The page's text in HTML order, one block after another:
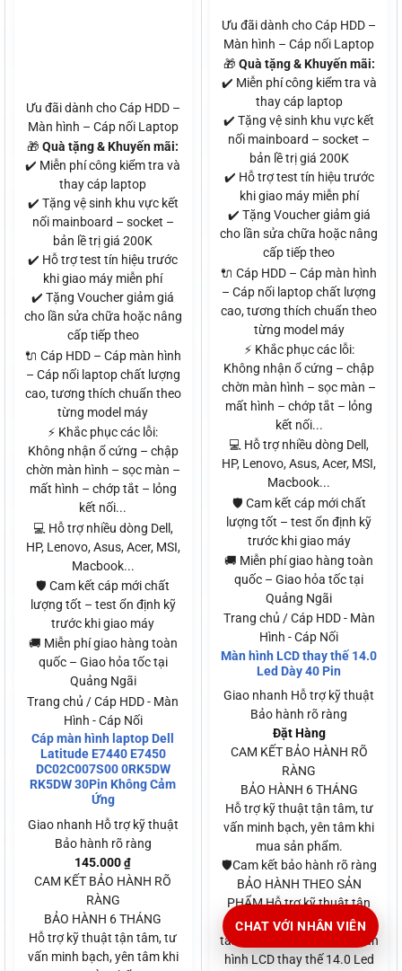
Ưu đãi dành cho Cáp HDD –
Màn hình – Cáp nối Laptop
🎁Quà tặng & Khuyến mãi:
✔️ Miễn phí công kiểm tra và
thay cáp laptop
✔️ Tặng vệ sinh khu vực kết
nối mainboard – socket –
bản lề trị giá 200K
✔️ Hỗ trợ test tín hiệu trước
khi giao máy miễn phí
✔️ Tặng Voucher giảm giá
cho lần sửa chữa hoặc nâng
cấp tiếp theo
🔌 Cáp HDD – Cáp màn hình
– Cáp nối laptop chất lượng
cao, tương thích chuẩn theo
từng model máy
⚡ Khắc phục các lỗi:
Không nhận ổ cứng – chập
chờn màn hình – sọc màn –
mất hình – chớp tắt – lỏng
kết nối...
💻 Hỗ trợ nhiều dòng Dell,
HP, Lenovo, Asus, Acer, MSI,
Macbook...
🛡️ Cam kết cáp mới chất
lượng tốt – test ổn định kỹ
trước khi giao máy
🚚 Miễn phí giao hàng toàn
quốc – Giao hỏa tốc tại
Quảng Ngãi
Trang chủ / Cáp HDD - Màn
Hình - Cáp Nối
Cáp màn hình laptop Dell
Latitude E7440 E7450
DC02C007S00 0RK5DW
RK5DW 30Pin Không Cảm
Ứng
Giao nhanh Hỗ trợ kỹ thuật
Bảo hành rõ ràng
145.000 ₫
CAM KẾT BẢO HÀNH RÕ
RÀNG
BẢO HÀNH 6 THÁNG
Hỗ trợ kỹ thuật tận tâm, tư
vấn minh bạch, yên tâm khi
Ưu đãi dành cho Cáp HDD –
Màn hình – Cáp nối Laptop
🎁 Quà tặng & Khuyến mãi:
✔️ Miễn phí công kiểm tra và
thay cáp laptop
✔️ Tặng vệ sinh khu vực kết
nối mainboard – socket –
bản lề trị giá 200K
✔️ Hỗ trợ test tín hiệu trước
khi giao máy miễn phí
✔️ Tặng Voucher giảm giá
cho lần sửa chữa hoặc nâng
cấp tiếp theo
🔌 Cáp HDD – Cáp màn hình
– Cáp nối laptop chất lượng
cao, tương thích chuẩn theo
từng model máy
⚡ Khắc phục các lỗi:
Không nhận ổ cứng – chập
chờn màn hình – sọc màn –
mất hình – chớp tắt – lỏng
kết nối...
💻 Hỗ trợ nhiều dòng Dell,
HP, Lenovo, Asus, Acer, MSI,
Macbook...
🛡️ Cam kết cáp mới chất
lượng tốt – test ổn định kỹ
trước khi giao máy
🚚 Miễn phí giao hàng toàn
quốc – Giao hỏa tốc tại
Quảng Ngãi
Trang chủ / Cáp HDD - Màn
Hình - Cáp Nối
Màn hình LCD thay thế 14.0
Led Dày 40 Pin
Giao nhanh Hỗ trợ kỹ thuật
Bảo hành rõ ràng
Đặt Hàng
CAM KẾT BẢO HÀNH RÕ
RÀNG
BẢO HÀNH 6 THÁNG
Hỗ trợ kỹ thuật tận tâm, tư
vấn minh bạch, yên tâm khi
mua sản phẩm.
🛡️Cam kết bảo hành rõ ràng
BẢO HÀNH THEO SẢN
PHẨM Hỗ trợ kỹ thuật tận
tâm, tư vấn minh bạch, yên
tâm khi mua sản phẩm. Màn
hình LCD thay thế 14.0 Led
CHAT VỚI NHÂN VIÊN